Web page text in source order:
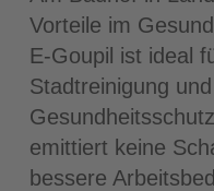
Vorteile im
E‐Goupil ist ideal
Stadtreinigung
emittiert keine
bessere